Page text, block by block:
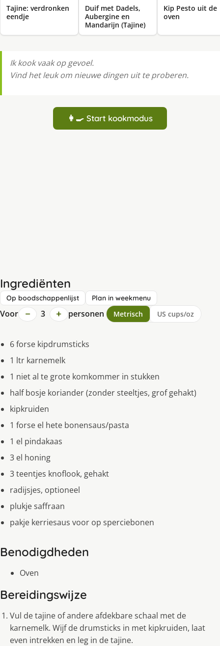
Tajine: verdronken
eendje
Duif met Dadels,
Aubergine en
Mandarijn (Tajine)
Kip Pesto uit de
oven
Ik kook vaak op gevoel.
Vind het leuk om nieuwe dingen uit te proberen.
👩‍🍳 Start kookmodus
Ingrediënten
Op boodschappenlijst Plan in weekmenu
Voor − 3 + personen Metrisch US cups/oz
6 forse kipdrumsticks
1 ltr karnemelk
1 niet al te grote komkommer in stukken
half bosje koriander (zonder steeltjes, grof gehakt)
kipkruiden
1 forse el hete bonensaus/pasta
1 el pindakaas
3 el honing
3 teentjes knoflook, gehakt
radijsjes, optioneel
plukje saffraan
pakje kerriesaus voor op sperciebonen
Benodigdheden
Oven
Bereidingswijze
Vul de tajine of andere afdekbare schaal met de
karnemelk. Wijf de drumsticks in met kipkruiden, laat
even intrekken en leg in de tajine.